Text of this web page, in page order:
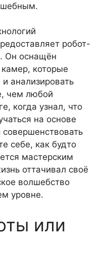
робот-
Он оснащён
которые
анализировать
чем любой
когда узнал, что
на основе
себе, как будто
мастерским
оттачивал своё
волшебство
уровне.
или